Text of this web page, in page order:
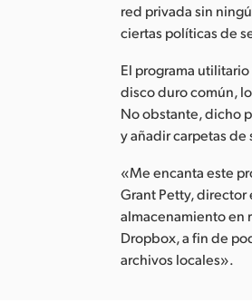
red privada sin
ciertas políticas de
El programa
disco duro común,
No obstante, dicho
y añadir carpetas
«Me encanta este
Grant Petty, director
almacenamiento en
Dropbox, a fin de
archivos locales».